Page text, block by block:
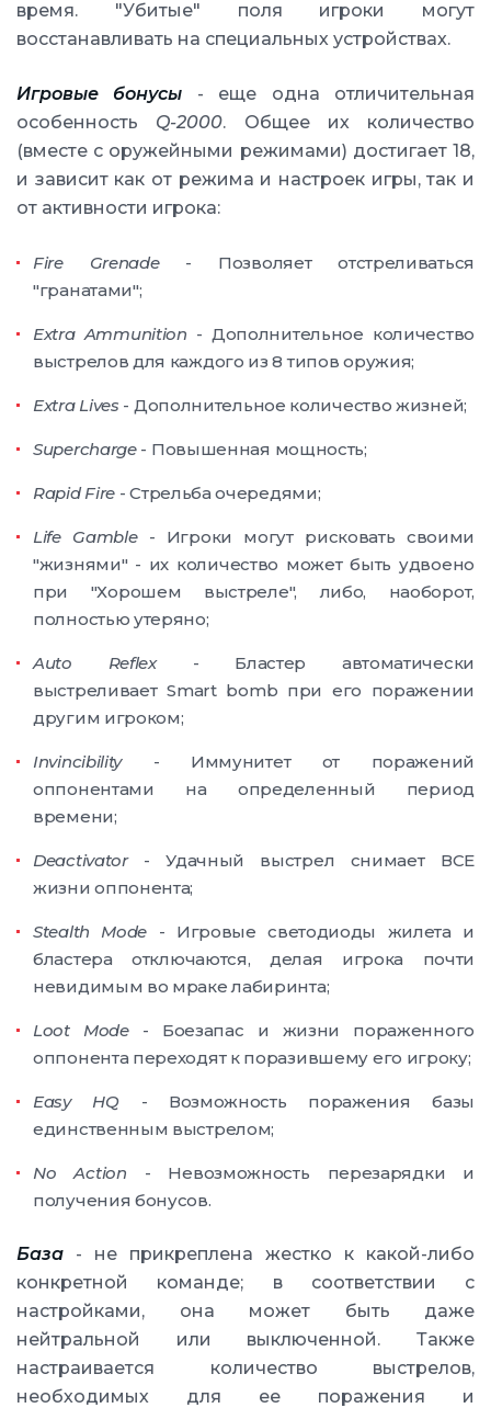
время. "Убитые" поля игроки могут
восстанавливать на специальных устройствах.
Игровые бонусы - еще одна отличительная
особенность Q-2000. Общее их количество
(вместе с оружейными режимами) достигает 18,
и зависит как от режима и настроек игры, так и
от активности игрока:
Fire Grenade- Позволяет отстреливаться
"гранатами";
Extra Ammunition - Дополнительное количество
выстрелов для каждого из 8 типов оружия;
Extra Lives - Дополнительное количество жизней;
Supercharge- Повышенная мощность;
Rapid Fire - Стрельба очередями;
Life Gamble- Игроки могут рисковать своими
"жизнями" - их количество может быть удвоено
при "Хорошем выстреле", либо, наоборот,
полностью утеряно;
Auto Reflex- Бластер автоматически
выстреливает Smart bomb при его поражении
другим игроком;
Invincibility- Иммунитет от поражений
оппонентами на определенный период
времени;
Deactivator- Удачный выстрел снимает ВСЕ
жизни оппонента;
Stealth Mode - Игровые светодиоды жилета и
бластера отключаются, делая игрока почти
невидимым во мраке лабиринта;
Loot Mode- Боезапас и жизни пораженного
оппонента переходят к поразившему его игроку;
Easy HQ- Возможность поражения базы
единственным выстрелом;
No Action - Невозможность перезарядки и
получения бонусов.
База - не прикреплена жестко к какой-либо
конкретной команде; в соответствии с
настройками, она может быть даже
нейтральной или выключенной. Также
настраивается количество выстрелов,
необходимых для ее поражения и